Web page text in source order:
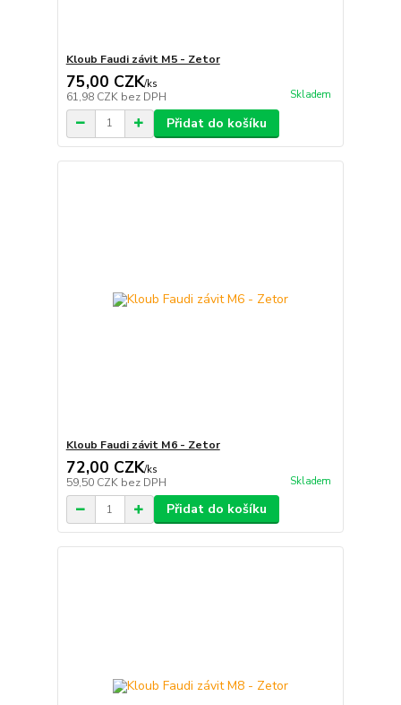
Kloub Faudi závit M5 - Zetor
75,00 CZK/ks
61,98 CZK bez DPH Skladem
Přidat do košíku
Kloub Faudi závit M6 - Zetor
72,00 CZK/ks
59,50 CZK bez DPH Skladem
Přidat do košíku